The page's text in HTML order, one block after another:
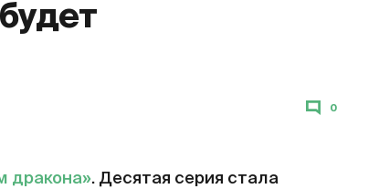
0
дракона». Десятая серия стала